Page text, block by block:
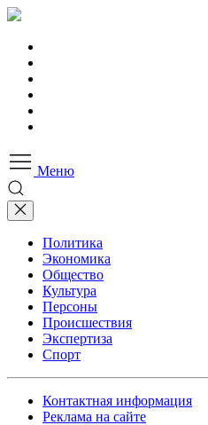
Меню
Политика
Экономика
Общество
Культура
Персоны
Происшествия
Экспертиза
Спорт
Контактная информация
Реклама на сайте